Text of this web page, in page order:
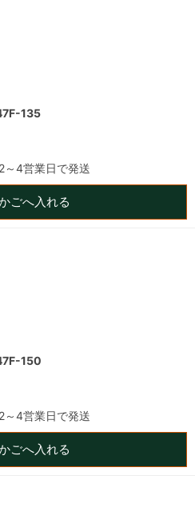
135
4営業日で発送
ごへ入れる
150
4営業日で発送
ごへ入れる